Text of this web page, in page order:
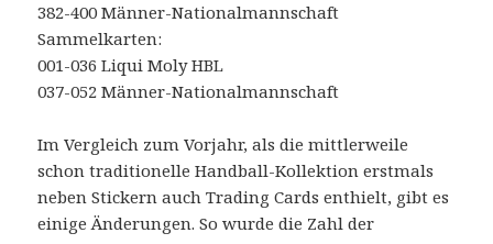
382-400 Männer-Nationalmannschaft
Sammelkarten:
001-036 Liqui Moly HBL
037-052 Männer-Nationalmannschaft
Im Vergleich zum Vorjahr, als die mittlerweile
schon traditionelle Handball-Kollektion erstmals
neben Stickern auch Trading Cards enthielt, gibt es
einige Änderungen. So wurde die Zahl der